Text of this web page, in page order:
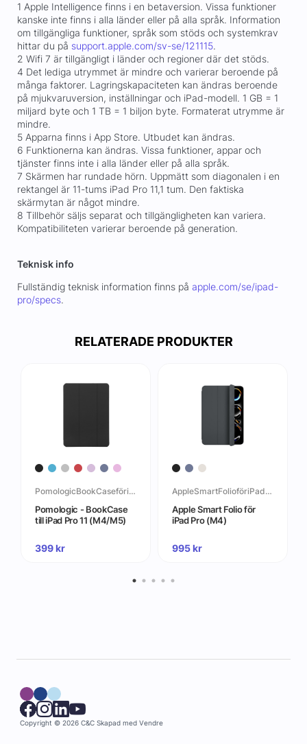
1 Apple Intelligence finns i en betaversion. Vissa funktioner
kanske inte finns i alla länder eller på alla språk. Information
om tillgängliga funktioner, språk som stöds och systemkrav
hittar du på support.apple.com/sv-se/121115.
2 Wifi 7 är tillgängligt i länder och regioner där det stöds.
4 Det lediga utrymmet är mindre och varierar beroende på
många faktorer. Lagringskapaciteten kan ändras beroende
på mjukvaruversion, inställningar och iPad-modell. 1 GB = 1
miljard byte och 1 TB = 1 biljon byte. Formaterat utrymme är
mindre.
5 Apparna finns i App Store. Utbudet kan ändras.
6 Funktionerna kan ändras. Vissa funktioner, appar och
tjänster finns inte i alla länder eller på alla språk.
7 Skärmen har rundade hörn. Uppmätt som diagonalen i en
rektangel är 11-tums iPad Pro 11,1 tum. Den faktiska
skärmytan är något mindre.
8 Tillbehör säljs separat och tillgängligheten kan variera.
Kompatibiliteten varierar beroende på generation.
Teknisk info
Fullständig teknisk information finns på apple.com/se/ipad-
pro/specs.
RELATERADE PRODUKTER
PomologicBookCaseföriPadPro(M4)
Pomologic - BookCase
till iPad Pro 11 (M4/M5)
399kr
AppleSmartFolioföriPadPro(M4)
Apple Smart Folio för
iPad Pro (M4)
995kr
Copyright © 2026 C&C Skapad med Vendre